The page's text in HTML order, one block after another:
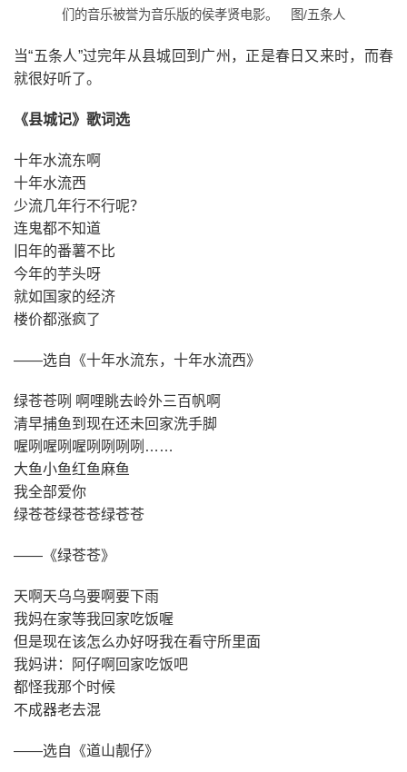
们的音乐被誉为音乐版的侯孝贤电影。 图/五条人
当“五条人”过完年从县城回到广州，正是春日又来时，而春
就很好听了。
《县城记》歌词选
十年水流东啊
十年水流西
少流几年行不行呢？
连鬼都不知道
旧年的番薯不比
今年的芋头呀
就如国家的经济
楼价都涨疯了
——选自《十年水流东，十年水流西》
绿苍苍咧 啊哩眺去岭外三百帆啊
清早捕鱼到现在还未回家洗手脚
喔咧喔咧喔咧咧咧咧……
大鱼小鱼红鱼麻鱼
我全部爱你
绿苍苍绿苍苍绿苍苍
——《绿苍苍》
天啊天乌乌要啊要下雨
我妈在家等我回家吃饭喔
但是现在该怎么办好呀我在看守所里面
我妈讲：阿仔啊回家吃饭吧
都怪我那个时候
不成器老去混
——选自《道山靓仔》